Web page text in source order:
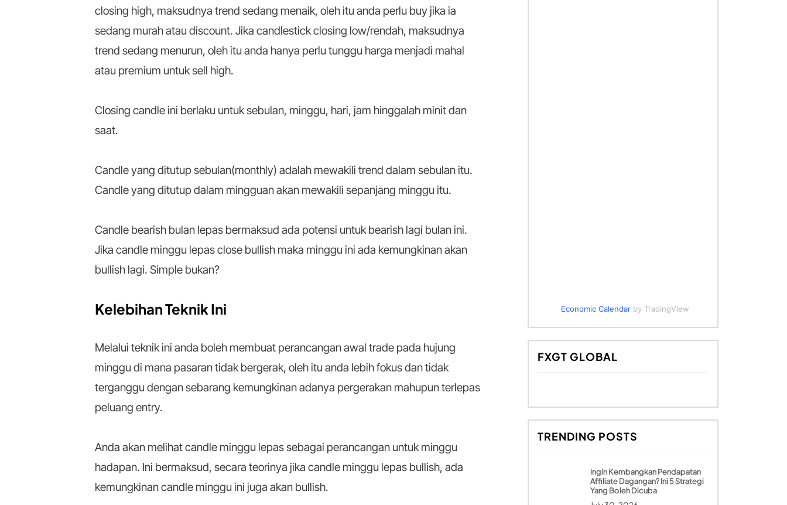
closing high, maksudnya trend sedang menaik, oleh itu anda perlu buy jika ia
sedang murah atau discount. Jika candlestick closing low/rendah, maksudnya
trend sedang menurun, oleh itu anda hanya perlu tunggu harga menjadi mahal
atau premium untuk sell high.
Closing candle ini berlaku untuk sebulan, minggu, hari, jam hinggalah minit dan
saat.
Candle yang ditutup sebulan(monthly) adalah mewakili trend dalam sebulan itu.
Candle yang ditutup dalam mingguan akan mewakili sepanjang minggu itu.
Candle bearish bulan lepas bermaksud ada potensi untuk bearish lagi bulan ini.
Jika candle minggu lepas close bullish maka minggu ini ada kemungkinan akan
bullish lagi. Simple bukan?
Kelebihan Teknik Ini
Melalui teknik ini anda boleh membuat perancangan awal trade pada hujung
minggu di mana pasaran tidak bergerak, oleh itu anda lebih fokus dan tidak
terganggu dengan sebarang kemungkinan adanya pergerakan mahupun terlepas
peluang entry.
Anda akan melihat candle minggu lepas sebagai perancangan untuk minggu
hadapan. Ini bermaksud, secara teorinya jika candle minggu lepas bullish, ada
kemungkinan candle minggu ini juga akan bullish.
Economic Calendar by TradingView
FXGT GLOBAL
TRENDING POSTS
Ingin Kembangkan Pendapatan
Affiliate Dagangan? Ini 5 Strategi
Yang Boleh Dicuba